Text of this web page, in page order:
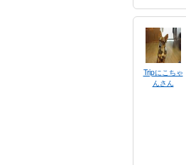
Tripにこちゃ
んさん